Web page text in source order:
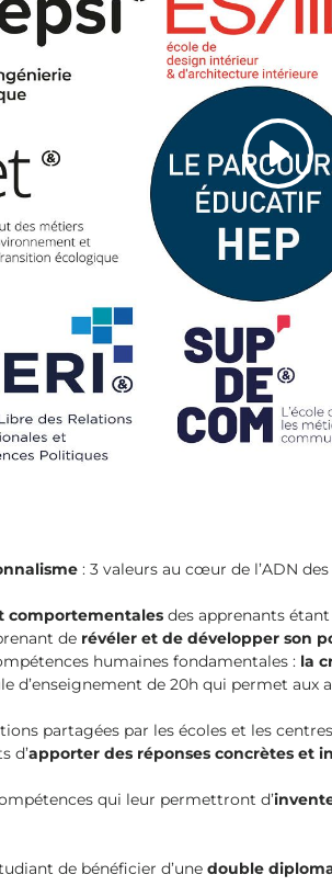
: 3 valeurs au cœur de l’ADN
comportementales des apprenants étant
de révéler et de développer son
humaines fondamentales : la
d’enseignement de 20h qui permet aux
partagées par les écoles et les
d’apporter des réponses concrètes et
qui leur permettront d’
de bénéficier d’une double